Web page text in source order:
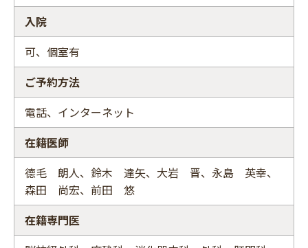
入院
可、個室有
ご予約方法
電話、インターネット
在籍医師
德毛 朗人、鈴木 達矢、大岩 晋、永島 英幸、
森田 尚宏、前田 悠
在籍専門医